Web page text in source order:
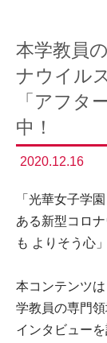
本学教員
ナウイル
「アフタ
中！
2020.12.16
「光華女子学
ある新型コロ
も よりそう心
本コンテンツ
学教員の専門
インタビューを